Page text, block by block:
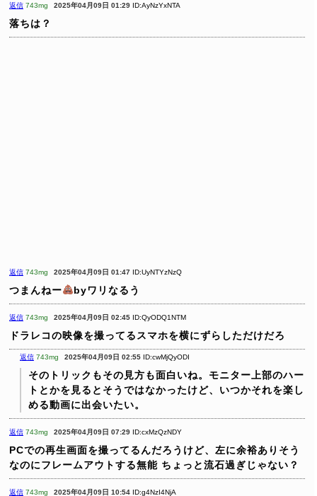
返信 743mg 2025年04月09日 01:29 ID:AyNzYxNTA
落ちは？
返信 743mg 2025年04月09日 01:47 ID:UyNTYzNzQ
つまんねー byワリなるう
返信 743mg 2025年04月09日 02:45 ID:QyODQ1NTM
ドラレコの映像を撮ってるスマホを横にずらしただけだろ
返信 743mg 2025年04月09日 02:55 ID:cwMjQyODI
そのトリックもその見方も面白いね。モニター上部のハー
トとかを見るとそうではなかったけど、いつかそれを楽し
める動画に出会いたい。
返信 743mg 2025年04月09日 07:29 ID:cxMzQzNDY
PCでの再生画面を撮ってるんだろうけど、左に余裕ありそう
なのにフレームアウトする無能 ちょっと流石過ぎじゃない？
返信 743mg 2025年04月09日 10:54 ID:g4NzI4NjA